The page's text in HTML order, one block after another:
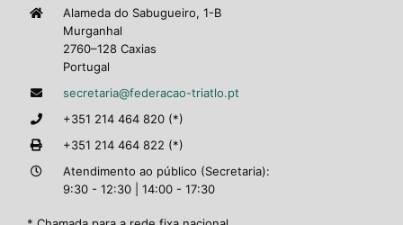
Alameda do Sabugueiro, 1-B
Murganhal
2760–128 Caxias
Portugal
secretaria@federacao-triatlo.pt
+351 214 464 820 (*)
+351 214 464 822 (*)
Atendimento ao público (Secretaria):
9:30 - 12:30 | 14:00 - 17:30